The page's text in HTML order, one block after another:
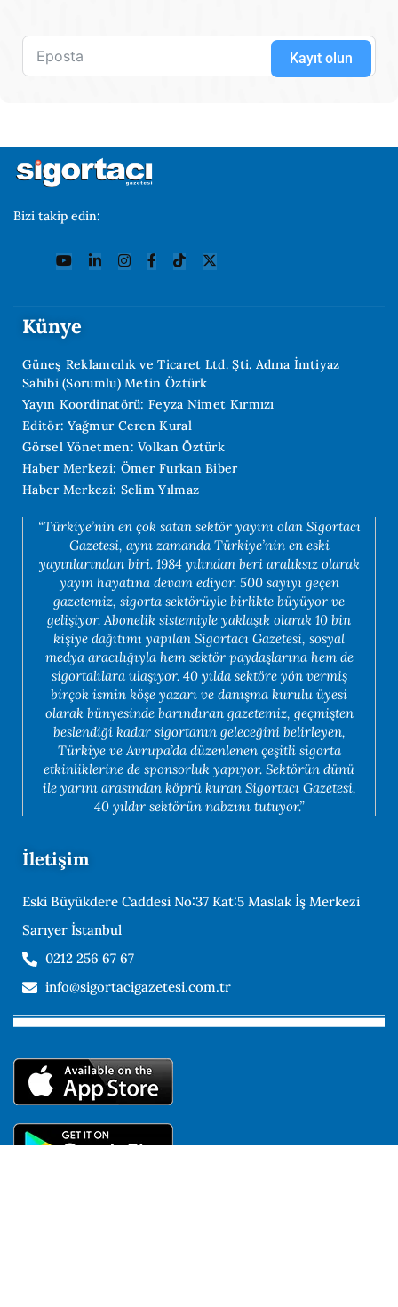
Kayıt olun
Bizi takip edin:
Künye
Güneş Reklamcılık ve Ticaret Ltd. Şti. Adına İmtiyaz
Sahibi (Sorumlu) Metin Öztürk
Yayın Koordinatörü: Feyza Nimet Kırmızı
Editör: Yağmur Ceren Kural
Görsel Yönetmen: Volkan Öztürk
Haber Merkezi: Ömer Furkan Biber
Haber Merkezi: Selim Yılmaz
“Türkiye’nin en çok satan sektör yayını olan Sigortacı
Gazetesi, aynı zamanda Türkiye’nin en eski
yayınlarından biri. 1984 yılından beri aralıksız olarak
yayın hayatına devam ediyor. 500 sayıyı geçen
gazetemiz, sigorta sektörüyle birlikte büyüyor ve
gelişiyor. Abonelik sistemiyle yaklaşık olarak 10 bin
kişiye dağıtımı yapılan Sigortacı Gazetesi, sosyal
medya aracılığıyla hem sektör paydaşlarına hem de
sigortalılara ulaşıyor. 40 yılda sektöre yön vermiş
birçok ismin köşe yazarı ve danışma kurulu üyesi
olarak bünyesinde barındıran gazetemiz, geçmişten
beslendiği kadar sigortanın geleceğini belirleyen,
Türkiye ve Avrupa’da düzenlenen çeşitli sigorta
etkinliklerine de sponsorluk yapıyor. Sektörün dünü
ile yarını arasından köprü kuran Sigortacı Gazetesi,
40 yıldır sektörün nabzını tutuyor.”
İletişim
Eski Büyükdere Caddesi No:37 Kat:5 Maslak İş Merkezi
Sarıyer İstanbul
0212 256 67 67
info@sigortacigazetesi.com.tr